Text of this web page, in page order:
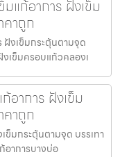
แก้อาการ ฝังเข็ม
าถูก
ฝังเข็มกระตุ้นตามจุด
งเข็มครอบแก้วคลองเ
อาการ ฝังเข็ม
าถูก
ข็มกระตุ้นตามจุด บรรเทา
อาการบางบ่อ